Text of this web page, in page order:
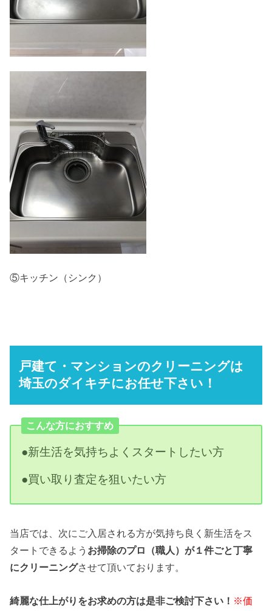
⑤キッチン（シンク）
戸建て・マンションのクリーニングは
埼玉のダイキチにお任せ下さい！
こんな方におすすめ
●新生活を気持ちよくスタートしたい方
●買い取り査定を狙いたい方
当店では、次にご入居される方が気持ち良く新生活をス
タートできるよう お掃除のプロ（職人）が１件ごと丁寧
にクリーニングさせて頂いております。
綺麗な仕上がりをお求めの方は是非ご検討下さい！ ※価